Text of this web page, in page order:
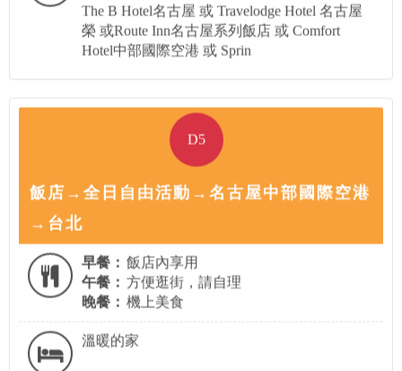
The B Hotel名古屋 或 Travelodge Hotel 名古屋
榮 或Route Inn名古屋系列飯店 或 Comfort
Hotel中部國際空港 或 Sprin
D5
飯店→全日自由活動→名古屋中部國際空港
→台北
早餐： 飯店內享用
午餐： 方便逛街，請自理
晚餐： 機上美食
溫暖的家